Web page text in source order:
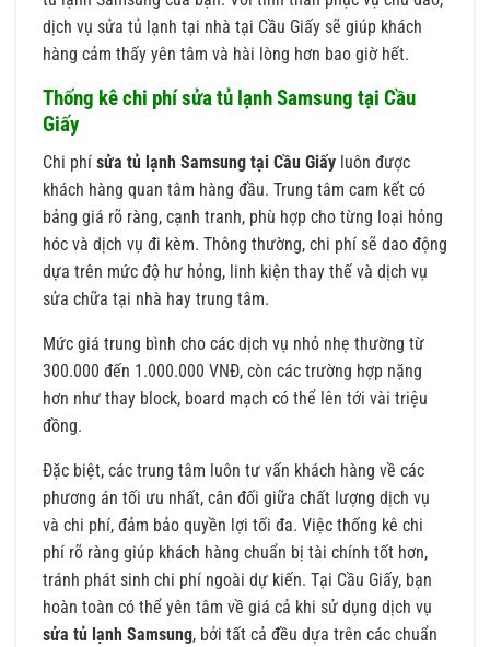
dịch vụ sửa tủ lạnh tại nhà tại Cầu Giấy sẽ giúp khách
hàng cảm thấy yên tâm và hài lòng hơn bao giờ hết.
Thống kê chi phí sửa tủ lạnh Samsung tại Cầu
Giấy
Chi phí sửa tủ lạnh Samsung tại Cầu Giấy luôn được
khách hàng quan tâm hàng đầu. Trung tâm cam kết có
bảng giá rõ ràng, cạnh tranh, phù hợp cho từng loại hỏng
hóc và dịch vụ đi kèm. Thông thường, chi phí sẽ dao động
dựa trên mức độ hư hỏng, linh kiện thay thế và dịch vụ
sửa chữa tại nhà hay trung tâm.
Mức giá trung bình cho các dịch vụ nhỏ nhẹ thường từ
300.000 đến 1.000.000 VNĐ, còn các trường hợp nặng
hơn như thay block, board mạch có thể lên tới vài triệu
đồng.
Đặc biệt, các trung tâm luôn tư vấn khách hàng về các
phương án tối ưu nhất, cân đối giữa chất lượng dịch vụ
và chi phí, đảm bảo quyền lợi tối đa. Việc thống kê chi
phí rõ ràng giúp khách hàng chuẩn bị tài chính tốt hơn,
tránh phát sinh chi phí ngoài dự kiến. Tại Cầu Giấy, bạn
hoàn toàn có thể yên tâm về giá cả khi sử dụng dịch vụ
sửa tủ lạnh Samsung, bởi tất cả đều dựa trên các chuẩn